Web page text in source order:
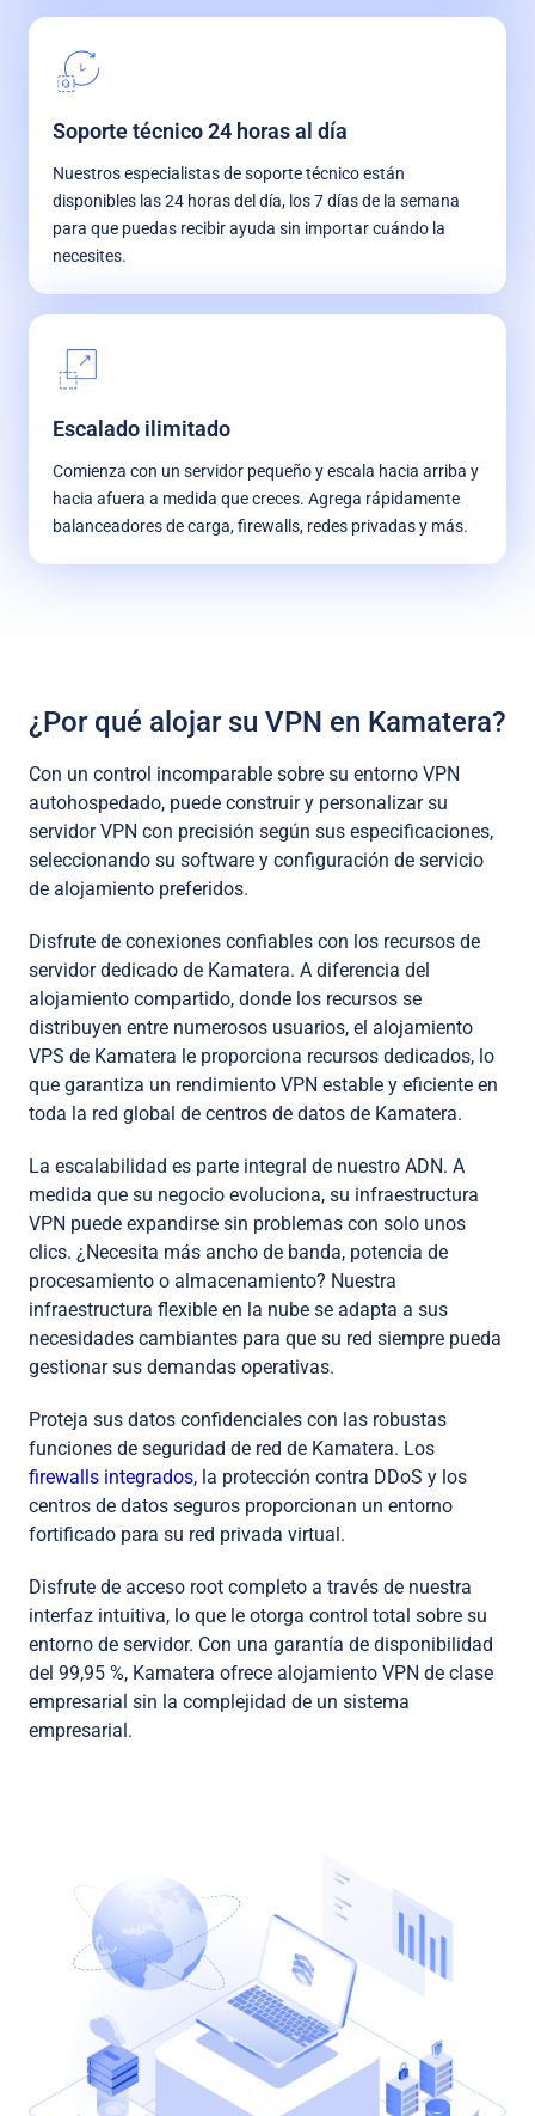
Soporte técnico 24 horas al día
Nuestros especialistas de soporte técnico están
disponibles las 24 horas del día, los 7 días de la semana
para que puedas recibir ayuda sin importar cuándo la
necesites.
Escalado ilimitado
Comienza con un servidor pequeño y escala hacia arriba y
hacia afuera a medida que creces. Agrega rápidamente
balanceadores de carga, firewalls, redes privadas y más.
¿Por qué alojar su VPN en Kamatera?
Con un control incomparable sobre su entorno VPN
autohospedado, puede construir y personalizar su
servidor VPN con precisión según sus especificaciones,
seleccionando su software y configuración de servicio
de alojamiento preferidos.
Disfrute de conexiones confiables con los recursos de
servidor dedicado de Kamatera. A diferencia del
alojamiento compartido, donde los recursos se
distribuyen entre numerosos usuarios, el alojamiento
VPS de Kamatera le proporciona recursos dedicados, lo
que garantiza un rendimiento VPN estable y eficiente en
toda la red global de centros de datos de Kamatera.
La escalabilidad es parte integral de nuestro ADN. A
medida que su negocio evoluciona, su infraestructura
VPN puede expandirse sin problemas con solo unos
clics. ¿Necesita más ancho de banda, potencia de
procesamiento o almacenamiento? Nuestra
infraestructura flexible en la nube se adapta a sus
necesidades cambiantes para que su red siempre pueda
gestionar sus demandas operativas.
Proteja sus datos confidenciales con las robustas
funciones de seguridad de red de Kamatera. Los
firewalls integrados, la protección contra DDoS y los
centros de datos seguros proporcionan un entorno
fortificado para su red privada virtual.
Disfrute de acceso root completo a través de nuestra
interfaz intuitiva, lo que le otorga control total sobre su
entorno de servidor. Con una garantía de disponibilidad
del 99,95 %, Kamatera ofrece alojamiento VPN de clase
empresarial sin la complejidad de un sistema
empresarial.